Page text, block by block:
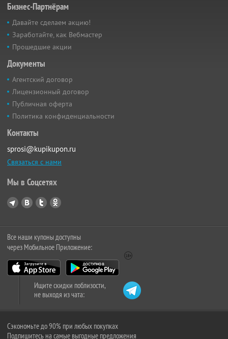
Бизнес-Партнёрам
Давайте сделаем акцию!
Заработайте, как Вебмастер
Прошедшие акции
Документы
Агентский договор
Лицензионный договор
Публичная оферта
Политика конфиденциальности
Контакты
sprosi@kupikupon.ru
Связаться с нами
Мы в Соцсетях
Все наши купоны доступны
через Мобильное Приложение:
Ищите скидки поблизости,
не выходя из чата:
Сэкономьте до 90% при любых покупках
Подпишитесь на самые выгодные предложения